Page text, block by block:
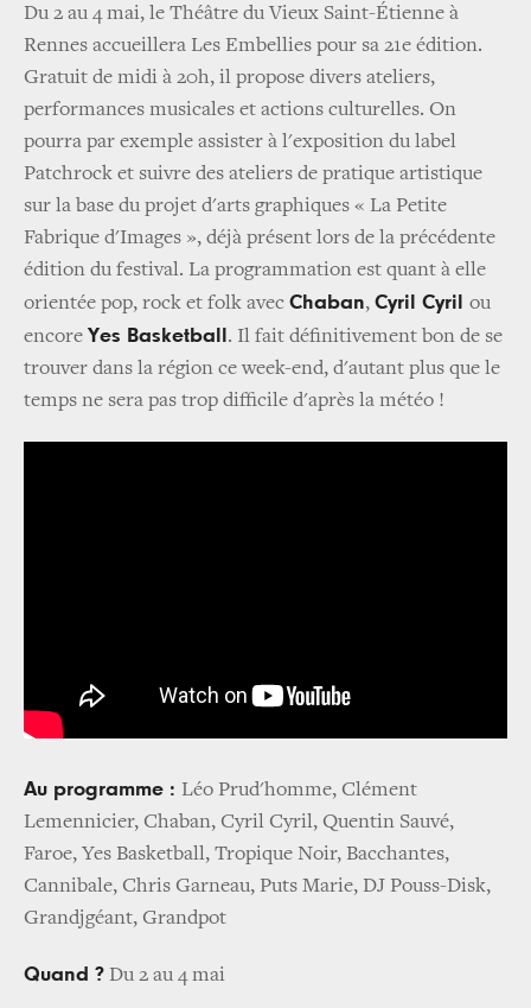
Du 2 au 4 mai, le Théâtre du Vieux Saint-Étienne à
Rennes accueillera Les Embellies pour sa 21e édition.
Gratuit de midi à 20h, il propose divers ateliers,
performances musicales et actions culturelles. On
pourra par exemple assister à l'exposition du label
Patchrock et suivre des ateliers de pratique artistique
sur la base du projet d'arts graphiques « La Petite
Fabrique d'Images », déjà présent lors de la précédente
édition du festival. La programmation est quant à elle
orientée pop, rock et folk avec Chaban, Cyril Cyril ou
encore Yes Basketball . Il fait définitivement bon de se
trouver dans la région ce week-end, d'autant plus que le
temps ne sera pas trop difficile d'après la météo !
Au programme : Léo Prud'homme, Clément
Lemennicier, Chaban, Cyril Cyril, Quentin Sauvé,
Faroe, Yes Basketball, Tropique Noir, Bacchantes,
Cannibale, Chris Garneau, Puts Marie, DJ Pouss-Disk,
Grandjgéant, Grandpot
Quand ? Du 2 au 4 mai